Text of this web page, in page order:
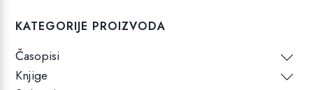
KATEGORIJE PROIZVODA
Časopisi
Knjige